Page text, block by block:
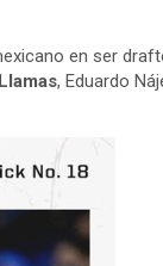
en ser
, Eduardo